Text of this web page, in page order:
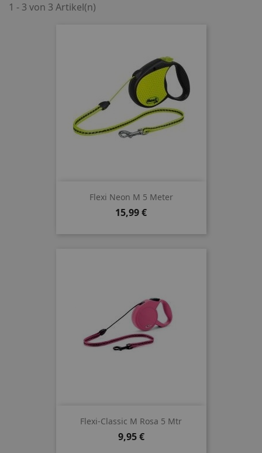
1 - 3 von 3 Artikel(n)
Flexi Neon M 5 Meter
Preis
15,99 €
Flexi-Classic M Rosa 5 Mtr
Preis
9,95 €